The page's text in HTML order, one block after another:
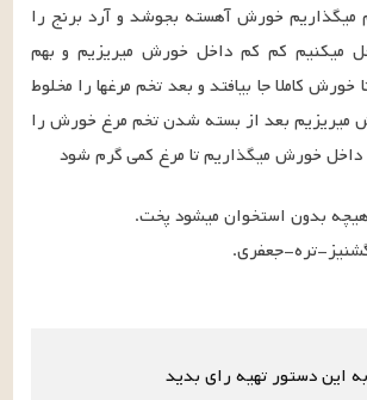
داخل خورش میگذاریم تا مرغ کمی گرم شود
تره-جعفری.
به این دستور تهیه رای بدید